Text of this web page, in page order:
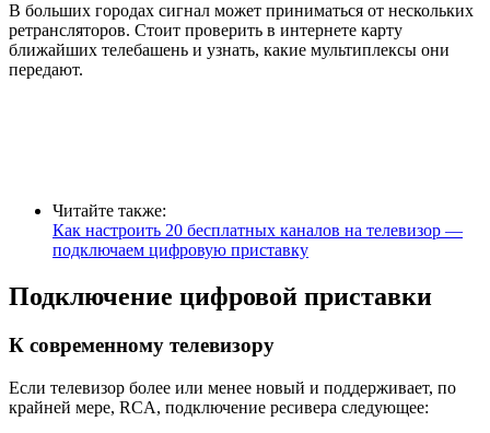
В больших городах сигнал может приниматься от нескольких
ретрансляторов. Стоит проверить в интернете карту
ближайших телебашень и узнать, какие мультиплексы они
передают.
Читайте также:
Как настроить 20 бесплатных каналов на телевизор —
подключаем цифровую приставку
Подключение цифровой приставки
К современному телевизору
Если телевизор более или менее новый и поддерживает, по
крайней мере, RCA, подключение ресивера следующее: